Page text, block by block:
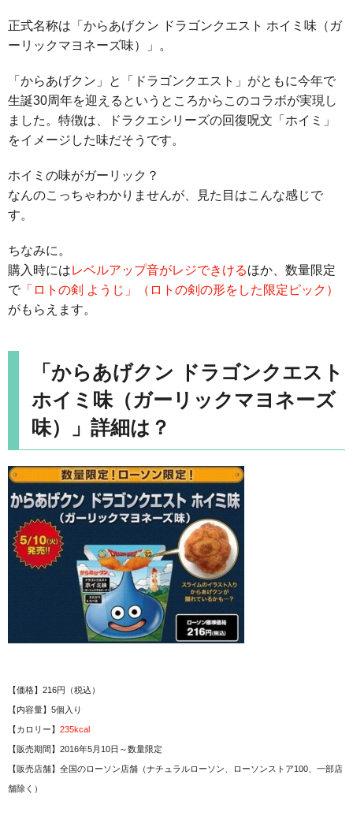
正式名称は「からあげクン ドラゴンクエスト ホイミ味（ガ
ーリックマヨネーズ味）」。
「からあげクン」と「ドラゴンクエスト」がともに今年で
生誕30周年を迎えるというところからこのコラボが実現し
ました。特徴は、ドラクエシリーズの回復呪文「ホイミ」
をイメージした味だそうです。
ホイミの味がガーリック？
なんのこっちゃわかりませんが、見た目はこんな感じで
す。
ちなみに。
購入時にはレベルアップ音がレジできけるほか、数量限定
で 「ロトの剣 ようじ」（ロトの剣の形をした限定ピック）
がもらえます。
「からあげクン ドラゴンクエスト
ホイミ味（ガーリックマヨネーズ
味）」詳細は？
【価格】216円（税込）
【内容量】5個入り
【カロリー】 235kcal
【販売期間】2016年5月10日～数量限定
【販売店舗】全国のローソン店舗（ナチュラルローソン、ローソンストア100、一部店
舗除く）